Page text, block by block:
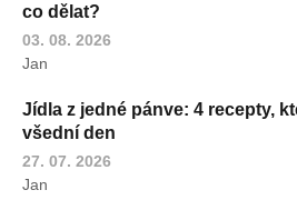
co dělat?
03. 08. 2026
Jan
Jídla z jedné pánve: 4 recepty,
všední den
27. 07. 2026
Jan